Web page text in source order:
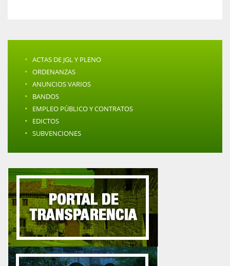
· ACTAS DE JGL Y PLENO
· ORDENANZAS
· ANUNCIOS VARIOS
· BANDOS
· EMPLEO PÚBLICO Y CONTRATOS
· EDICTOS
· SUBVENCIONES